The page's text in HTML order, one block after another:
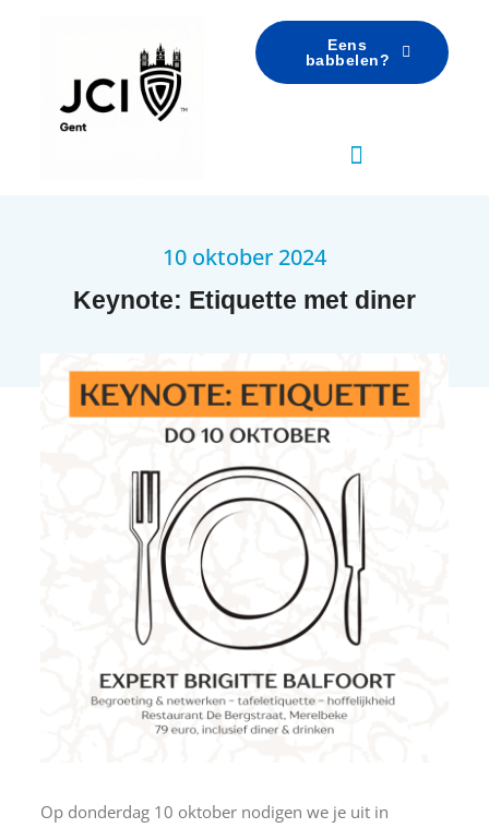
Eens
babbelen?
10 oktober 2024
Keynote: Etiquette met diner
Op donderdag 10 oktober nodigen we je uit in